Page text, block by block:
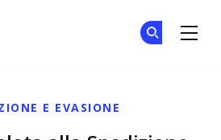
E EVASIONE